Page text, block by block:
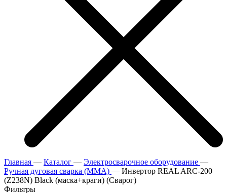
Главная — Каталог — Электросварочное оборудование —
Ручная дуговая сварка (MMA) — Инвертор REAL ARC-200
(Z238N) Black (маска+краги) (Сварог)
Фильтры